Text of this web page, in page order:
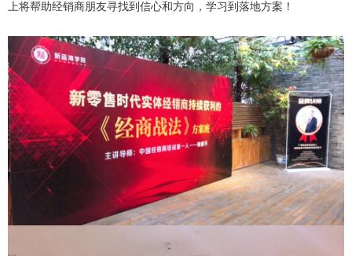
上将帮助经销商朋友寻找到信心和方向，学习到落地方案！